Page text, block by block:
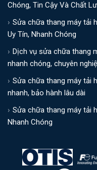
Chóng, Tin Cậy Và Chất
Sửa chữa thang máy tải
Uy Tín, Nhanh Chóng
Dịch vụ sửa chữa thang
nhanh chóng, chuyên
Sửa chữa thang máy tải
nhanh, bảo hành lâu dài
Sửa chữa thang máy tải
Nhanh Chóng